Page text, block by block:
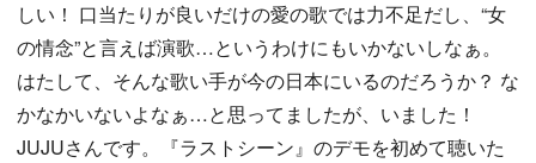
しい！ 口当たりが良いだけの愛の歌では力不足だし、“女
の情念”と言えば演歌…というわけにもいかないしなぁ。
はたして、そんな歌い手が今の日本にいるのだろうか？ な
かなかいないよなぁ…と思ってましたが、いました！
JUJUさんです。『ラストシーン』のデモを初めて聴いた